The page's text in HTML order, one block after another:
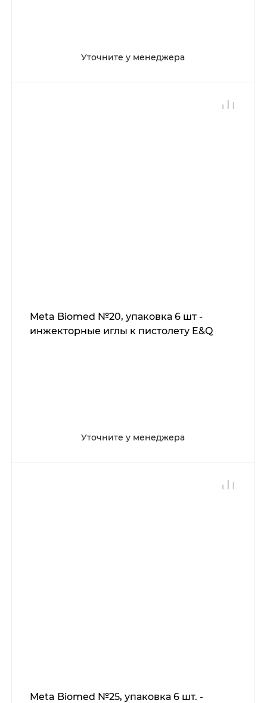
Уточните у менеджера
Meta Biomed №20, упаковка 6 шт -
инжекторные иглы к пистолету E&Q
Уточните у менеджера
Meta Biomed №25, упаковка 6 шт. -